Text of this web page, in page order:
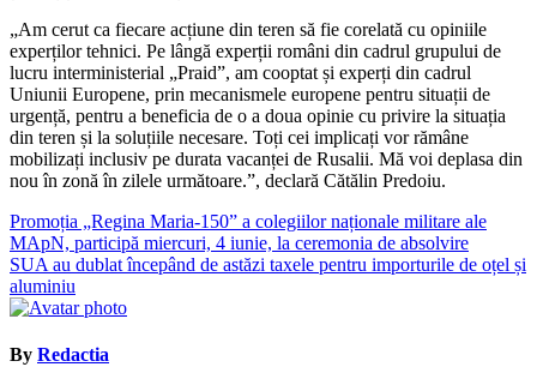
„Am cerut ca fiecare acțiune din teren să fie corelată cu opiniile
experților tehnici. Pe lângă experții români din cadrul grupului de
lucru interministerial „Praid”, am cooptat și experți din cadrul
Uniunii Europene, prin mecanismele europene pentru situații de
urgență, pentru a beneficia de o a doua opinie cu privire la situația
din teren și la soluțiile necesare. Toți cei implicați vor rămâne
mobilizați inclusiv pe durata vacanței de Rusalii. Mă voi deplasa din
nou în zonă în zilele următoare.”, declară Cătălin Predoiu.
Navigare
în
articole
Promoția „Regina Maria-150” a colegiilor naționale militare ale
MApN, participă miercuri, 4 iunie, la ceremonia de absolvire
SUA au dublat începând de astăzi taxele pentru importurile de oțel și
aluminiu
By Redactia